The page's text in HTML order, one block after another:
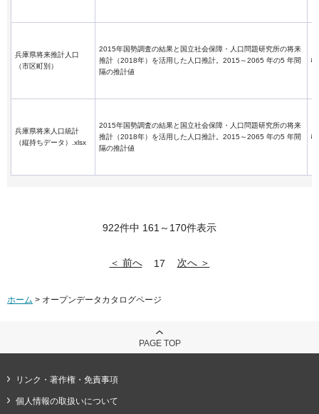
兵庫県将来推計人口
（市区町別）
2015年国勢調査の結果と国立社会保障・人口問題研究所の将来
推計（2018年）を活用した人口推計。2015～2065 年の5 年間
隔の推計値
兵庫県将来人口統計
（縦持ちデータ）.xlsx
2015年国勢調査の結果と国立社会保障・人口問題研究所の将来
推計（2018年）を活用した人口推計。2015～2065 年の5 年間
隔の推計値
922件中 161～170件表示
＜ 前へ 17 次へ ＞
ホーム > オープンデータカタログページ
PAGE TOP
リンク・著作権・免責事項
個人情報の取扱いについて